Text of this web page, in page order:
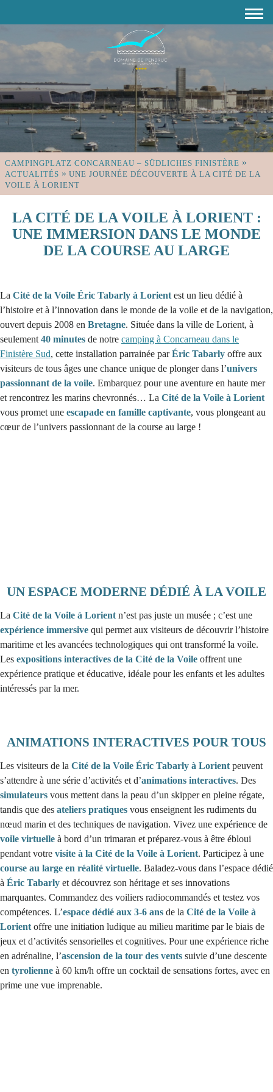
CAMPINGPLATZ CONCARNEAU – SÜDLICHES FINISTÈRE »
ACTUALITÉS » UNE JOURNÉE DÉCOUVERTE À LA CITÉ DE LA
VOILE À LORIENT
LA CITÉ DE LA VOILE À LORIENT :
UNE IMMERSION DANS LE MONDE
DE LA COURSE AU LARGE
La Cité de la Voile Éric Tabarly à Lorient est un lieu dédié à
l’histoire et à l’innovation dans le monde de la voile et de la navigation,
ouvert depuis 2008 en Bretagne. Située dans la ville de Lorient, à
seulement 40 minutes de notre camping à Concarneau dans le
Finistère Sud, cette installation parrainée parÉric Tabarly offre aux
visiteurs de tous âges une chance unique de plonger dans l’univers
passionnant de la voile. Embarquez pour une aventure en haute mer
et rencontrez les marins chevronnés… La Cité de la Voile à Lorient
vous promet une escapade en famille captivante, vous plongeant au
cœur de l’univers passionnant de la course au large !
UN ESPACE MODERNE DÉDIÉ À LA VOILE
La Cité de la Voile à Lorient n’est pas juste un musée ; c’est une
expérience immersive qui permet aux visiteurs de découvrir l’histoire
maritime et les avancées technologiques qui ont transformé la voile.
Les expositions interactives de la Cité de la Voile offrent une
expérience pratique et éducative, idéale pour les enfants et les adultes
intéressés par la mer.
ANIMATIONS INTERACTIVES POUR TOUS
Les visiteurs de la Cité de la Voile Éric Tabarly à Lorient peuvent
s’attendre à une série d’activités et d’animations interactives. Des
simulateurs vous mettent dans la peau d’un skipper en pleine régate,
tandis que des ateliers pratiques vous enseignent les rudiments du
nœud marin et des techniques de navigation. Vivez une expérience de
voile virtuelle à bord d’un trimaran et préparez-vous à être ébloui
pendant votre visite à la Cité de la Voile à Lorient. Participez à une
course au large en réalité virtuelle. Baladez-vous dans l’espace dédié
à Éric Tabarly et découvrez son héritage et ses innovations
marquantes. Commandez des voiliers radiocommandés et testez vos
compétences. L’espace dédié aux 3-6 ans de la Cité de la Voile à
Lorient offre une initiation ludique au milieu maritime par le biais de
jeux et d’activités sensorielles et cognitives. Pour une expérience riche
en adrénaline, l’ascension de la tour des vents suivie d’une descente
en tyrolienne à 60 km/h offre un cocktail de sensations fortes, avec en
prime une vue imprenable.